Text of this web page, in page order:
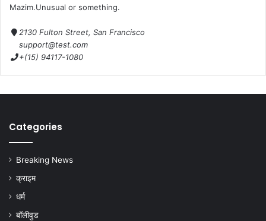
Mazim.Unusual or something.
2130 Fulton Street, San Francisco
support@test.com
+(15) 94117-1080
Categories
Breaking News
क्राइम
धर्म
बॉलीवुड